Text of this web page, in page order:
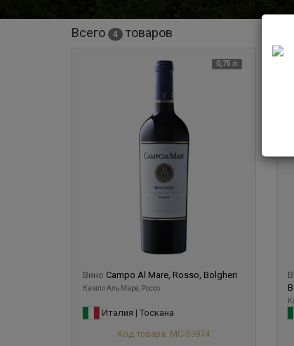
Всего 4 товаров
0,75 л
Вино Campo Al Mare, Rosso, Bolgheri
Кампо Аль Маре, Россо
Италия | Тоскана
Код товара: МС-35974